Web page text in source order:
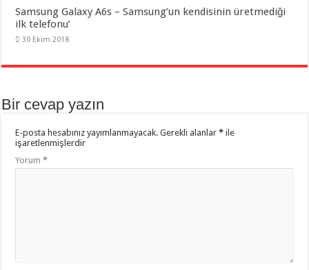
Samsung Galaxy A6s – Samsung’un kendisinin üretmediği
ilk telefonu’
30 Ekim 2018
Bir cevap yazın
E-posta hesabınız yayımlanmayacak. Gerekli alanlar* ile
işaretlenmişlerdir
Yorum*